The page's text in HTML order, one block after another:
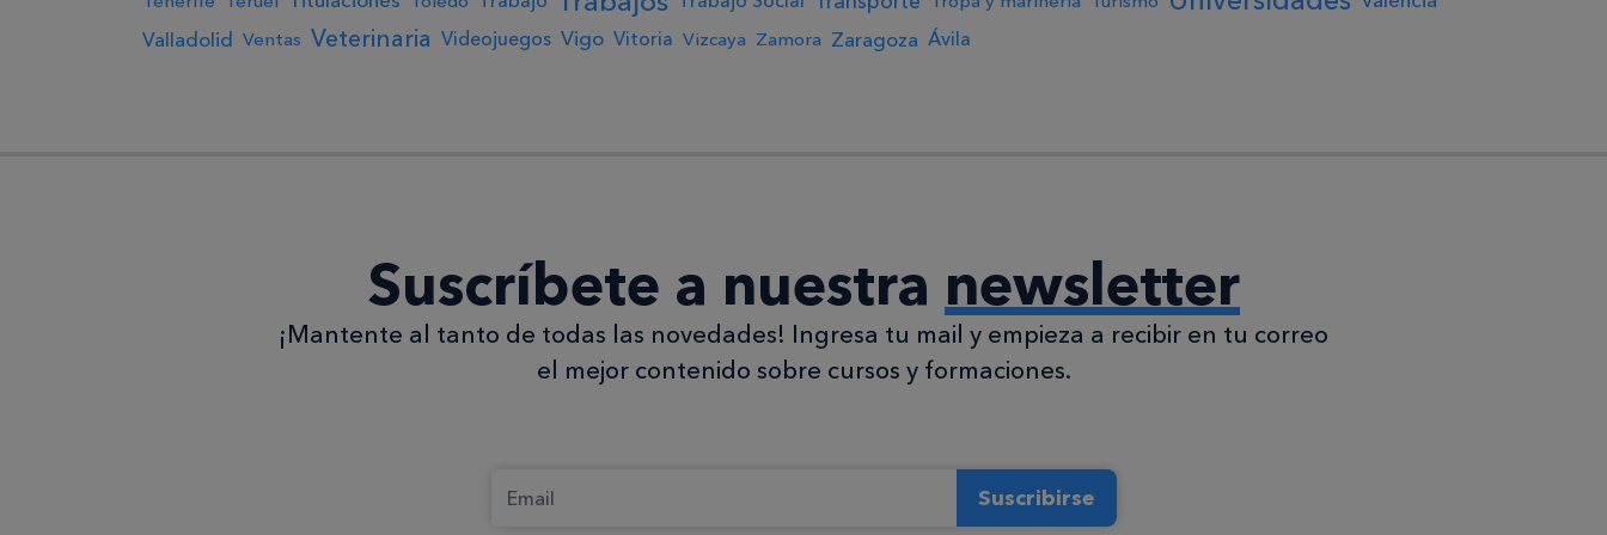
Valladolid Ventas Veterinaria Videojuegos Vigo Vitoria Vizcaya Zamora Zaragoza Ávila
Suscríbete a nuestra newsletter
¡Mantente al tanto de todas las novedades! Ingresa tu mail y empieza a recibir en tu correo
el mejor contenido sobre cursos y formaciones.
Suscribirse